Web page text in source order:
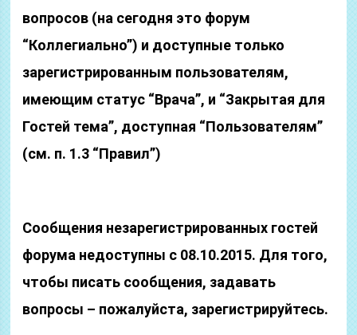
вопросов (на сегодня это форум
“Коллегиально”) и доступные только
зарегистрированным пользователям,
имеющим статус “Врача”, и “Закрытая для
Гостей тема”, доступная “Пользователям”
(см. п. 1.3 “Правил”)
Сообщения незарегистрированных гостей
форума недоступны с 08.10.2015. Для того,
чтобы писать сообщения, задавать
вопросы – пожалуйста, зарегистрируйтесь.